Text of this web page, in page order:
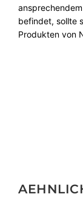
befindet, sollte
Produkten von